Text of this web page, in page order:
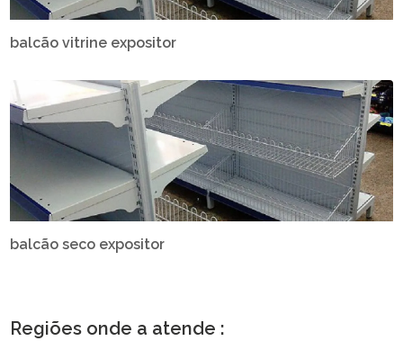
balcão vitrine expositor
balcão seco expositor
Regiões onde a atende :